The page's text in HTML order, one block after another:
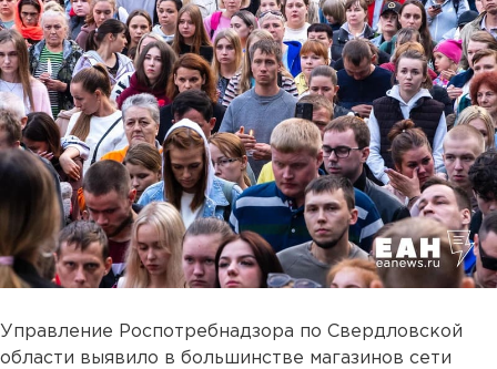
Управление Роспотребнадзора по Свердловской
области выявило в большинстве магазинов сети